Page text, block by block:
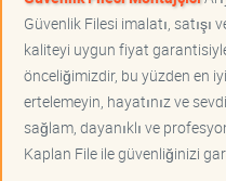
Güvenlik Filesi imalatı, satışı
kaliteyi uygun fiyat
önceliğimizdir, bu yüzden en
ertelemeyin, hayatınız ve
sağlam, dayanıklı ve
Kaplan File ile güvenliğinizi